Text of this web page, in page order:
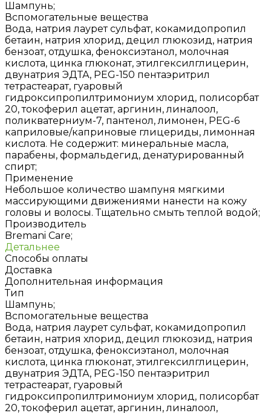
Шампунь;
Вспомогательные вещества
Вода, натрия лаурет сульфат, кокамидопропил
бетаин, натрия хлорид, децил глюкозид, натрия
бензоат, отдушка, феноксиэтанол, молочная
кислота, цинка глюконат, этилгексилглицерин,
двунатрия ЭДТА, PEG-150 пентаэритрил
тетрастеарат, гуаровый
гидроксипропилтримониум хлорид, полисорбат
20, токоферил ацетат, аргинин, линалоол,
поликватерниум-7, пантенол, лимонен, PEG-6
каприловые/каприновые глицериды, лимонная
кислота. Не содержит: минеральные масла,
парабены, формальдегид, денатурированный
спирт;
Применение
Небольшое количество шампуня мягкими
массирующими движениями нанести на кожу
головы и волосы. Тщательно смыть теплой водой;
Производитель
Bremani Care;
Детальнее
Способы оплаты
Доставка
Дополнительная информация
Тип
Шампунь;
Вспомогательные вещества
Вода, натрия лаурет сульфат, кокамидопропил
бетаин, натрия хлорид, децил глюкозид, натрия
бензоат, отдушка, феноксиэтанол, молочная
кислота, цинка глюконат, этилгексилглицерин,
двунатрия ЭДТА, PEG-150 пентаэритрил
тетрастеарат, гуаровый
гидроксипропилтримониум хлорид, полисорбат
20, токоферил ацетат, аргинин, линалоол,